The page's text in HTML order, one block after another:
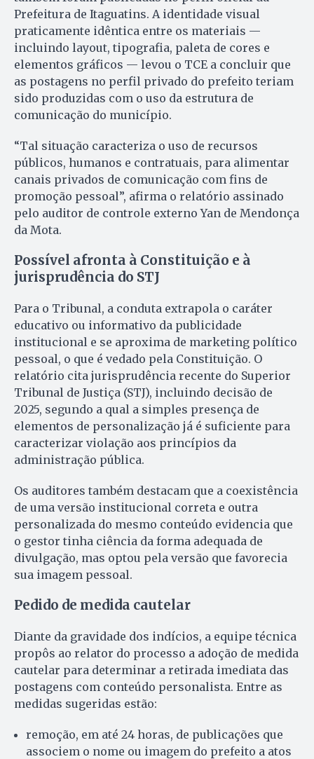
Prefeitura de Itaguatins. A identidade visual
praticamente idêntica entre os materiais —
incluindo layout, tipografia, paleta de cores e
elementos gráficos — levou o TCE a concluir que
as postagens no perfil privado do prefeito teriam
sido produzidas com o uso da estrutura de
comunicação do município.
“Tal situação caracteriza o uso de recursos
públicos, humanos e contratuais, para alimentar
canais privados de comunicação com fins de
promoção pessoal”, afirma o relatório assinado
pelo auditor de controle externo Yan de Mendonça
da Mota.
Possível afronta à Constituição e à
jurisprudência do STJ
Para o Tribunal, a conduta extrapola o caráter
educativo ou informativo da publicidade
institucional e se aproxima de marketing político
pessoal, o que é vedado pela Constituição. O
relatório cita jurisprudência recente do Superior
Tribunal de Justiça (STJ), incluindo decisão de
2025, segundo a qual a simples presença de
elementos de personalização já é suficiente para
caracterizar violação aos princípios da
administração pública.
Os auditores também destacam que a coexistência
de uma versão institucional correta e outra
personalizada do mesmo conteúdo evidencia que
o gestor tinha ciência da forma adequada de
divulgação, mas optou pela versão que favorecia
sua imagem pessoal.
Pedido de medida cautelar
Diante da gravidade dos indícios, a equipe técnica
propôs ao relator do processo a adoção de medida
cautelar para determinar a retirada imediata das
postagens com conteúdo personalista. Entre as
medidas sugeridas estão:
remoção, em até 24 horas, de publicações que
associem o nome ou imagem do prefeito a atos